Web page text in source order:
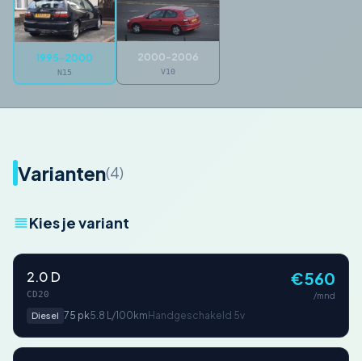
1995-2000
N15
2000-2006
V10
Varianten(4)
Kies je variant
2.0 D
CD20
Diesel 75 pk5.8 L/100km Handgeschakeld 5v
€560
/mnd